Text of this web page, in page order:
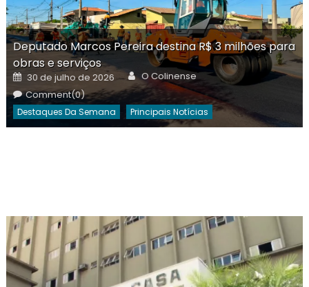
Deputado Marcos Pereira destina R$ 3 milhões para
obras e serviços
Posted
on
30 de julho de 2026 Author
O Colinense
Comment(0)
Destaques Da Semana Principais Notícias